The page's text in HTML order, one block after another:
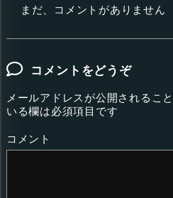
まだ、コメントがありません
コメントをどうぞ
メールアドレスが公開されるこ
いる欄は必須項目です
コメント